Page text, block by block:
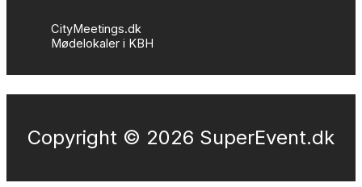
CityMeetings.dk
Mødelokaler i KBH
Copyright © 2026 SuperEvent.dk